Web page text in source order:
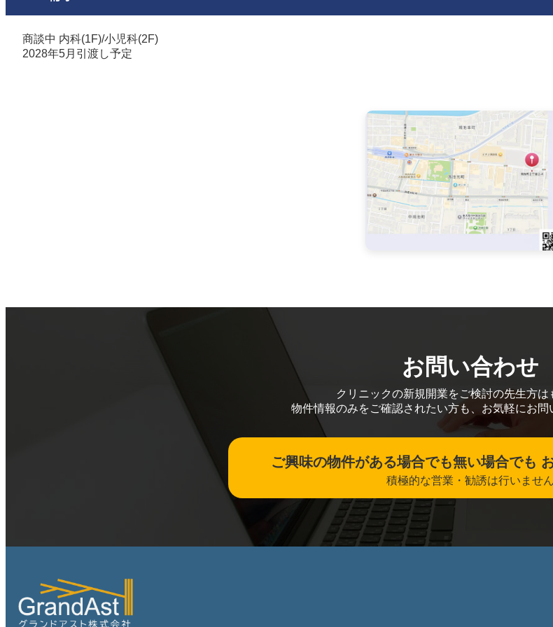
商談中 内科(1F)/⼩児科(2F)
2028年5⽉引渡し予定
お問い合わせ
クリニックの新規開業をご検討の先生方は
物件情報のみをご確認されたい方も、お気軽にお問
ご興味の物件がある場合でも無い場合でも
積極的な営業・勧誘は行いません